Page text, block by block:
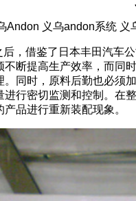
Andon 义乌andon系统
，借鉴了日本丰田汽车
断提高生产效率，而同
同时，原料后勤也必须
行密切监测和控制。在
品进行重新装配现象。